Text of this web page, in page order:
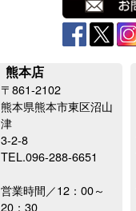
熊本店
〒861-2102
熊本県熊本市東区沼山
津
3-2-8
TEL.096-288-6651
営業時間／12：00～
20：30